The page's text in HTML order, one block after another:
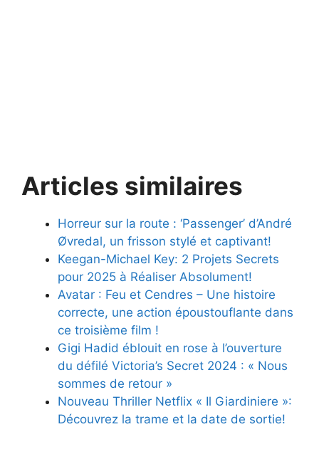
Articles similaires
Horreur sur la route : ‘Passenger’ d’André
Øvredal, un frisson stylé et captivant!
Keegan-Michael Key: 2 Projets Secrets
pour 2025 à Réaliser Absolument!
Avatar : Feu et Cendres – Une histoire
correcte, une action époustouflante dans
ce troisième film !
Gigi Hadid éblouit en rose à l’ouverture
du défilé Victoria’s Secret 2024 : « Nous
sommes de retour »
Nouveau Thriller Netflix « Il Giardiniere »:
Découvrez la trame et la date de sortie!